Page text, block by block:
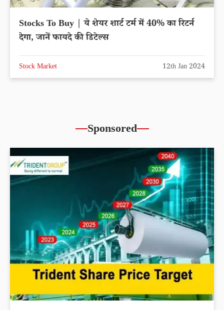
Stocks To Buy | ये शेयर शार्ट टर्म में 40% का रिटर्न
देगा, जानें फायदे की डिटेल्स
Stock Market 12th Jan 2024
Sponsored